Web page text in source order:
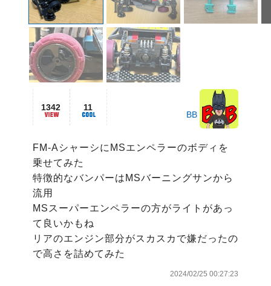
1342 11
BB
FM-AシャーシにMSエンペラーのボディを
乗せてみた
特徴的なバンパーはMSバーニングサンから
流用
MSスーパーエンペラーの方がライトがあっ
て良いかもね
リアのエンジン部分がスカスカで嫌だったの
で高さを詰めてみた
2024/02/25 00:27:23